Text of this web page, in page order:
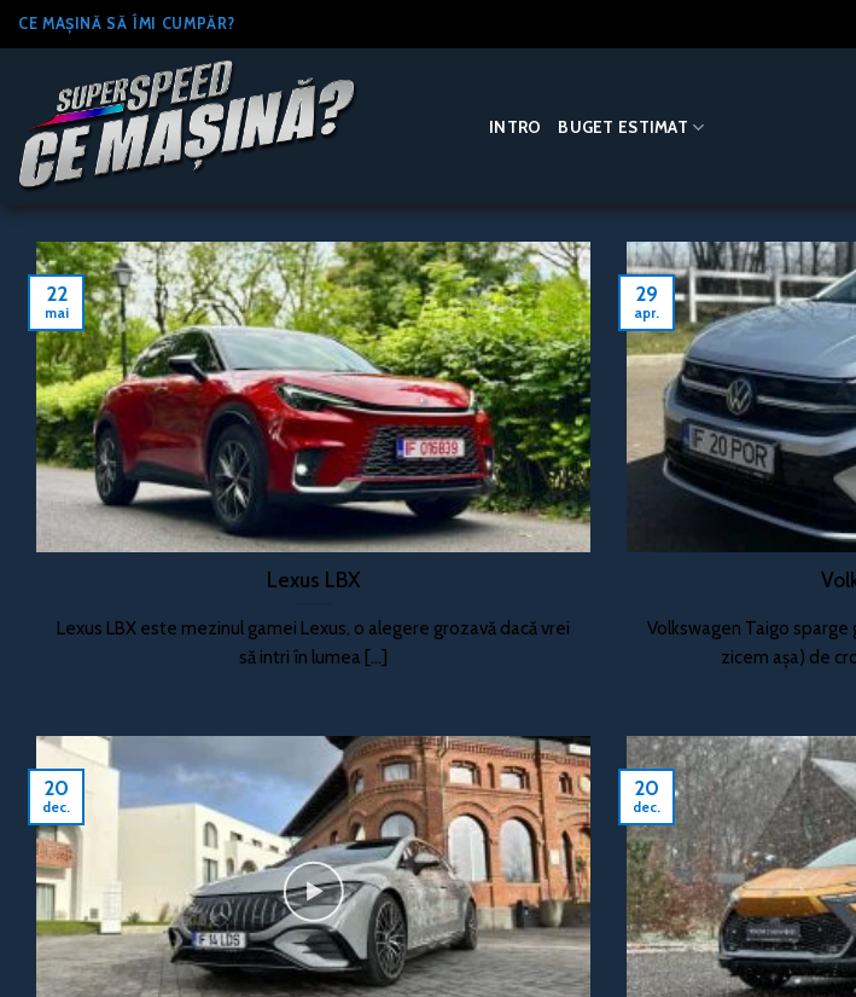
Skip
to
CE MAȘINĂ SĂ ÎMI CUMPĂR?
INTRO BUGET ESTIMAT
Lexus LBX
Lexus LBX este mezinul gamei Lexus, o alegere grozavă dacă vrei
să intri în lumea [...]
22
mai
Volkswagen Taigo
zicem așa) de
29
apr.
20
dec.
20
dec.